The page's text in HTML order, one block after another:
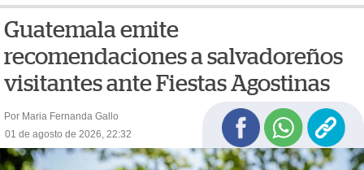
Guatemala emite
recomendaciones a salvadoreños
visitantes ante Fiestas Agostinas
Por Maria Fernanda Gallo
01 de agosto de 2026, 22:32